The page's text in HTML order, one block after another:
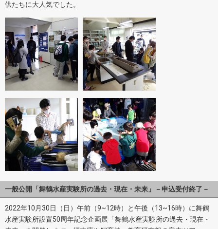
供たちに大人気でした。
一般公開「舞鶴水産実験所の過去・現在・未来」－申込受付終了－
2022年10月30日（日）午前（9~12時）と午後（13~16時）に舞鶴
水産実験所設置50周年記念企画展「舞鶴水産実験所の過去・現在・